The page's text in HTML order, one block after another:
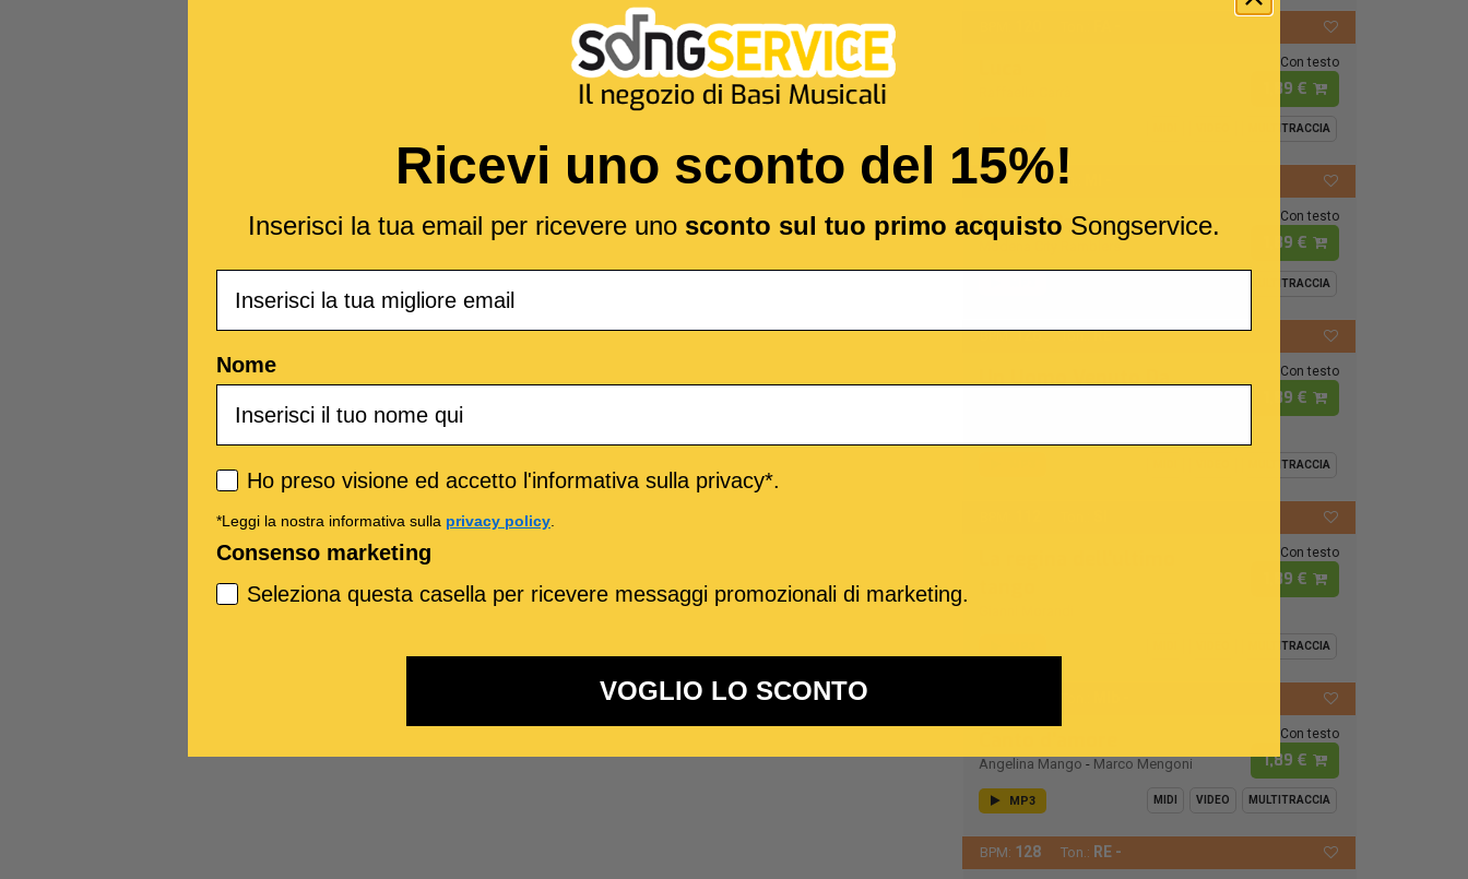
Con testo
1,89 €
MULTITRACCIA
BPM: 72 Ton.:
I Cento Passi Con testo
1,89 €
MULTITRACCIA
BPM:126 Ton.:RE
Con testo
1,89 €
MULTITRACCIA
Con testo
1,89 €
MULTITRACCIA
Angelina Mango - Marco Mengoni
Con testo
1,89 €
MP3 MIDI VIDEO MULTITRACCIA
BPM: 128 Ton.: RE -
Ricevi uno sconto del 15%!
Inserisci la tua email per ricevere uno sconto sul tuo primo acquisto Songservice.
Nome
Privacy policy
Ho preso visione ed accetto l'informativa sulla privacy*.
*Leggi la nostra informativa sulla privacy policy.
Consenso marketing
Seleziona questa casella per ricevere messaggi promozionali di marketing.
VOGLIO LO SCONTO